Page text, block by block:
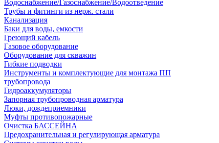
Водоснабжение/Газоснабжение/Водоотведение
Трубы и фитинги из нерж. стали
Канализация
Баки для воды, емкости
Греющий кабель
Газовое оборудование
Оборудование для скважин
Гибкие подводки
Инструменты и комплектующие для монтажа ПП
трубопровода
Гидроаккумуляторы
Запорная трубопроводная арматура
Люки, дождеприемники
Муфты противопожарные
Очистка БАССЕЙНА
Предохранительная и регулирующая арматура